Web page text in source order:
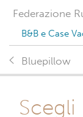
Federazione
B&B e Case
Bluepillow